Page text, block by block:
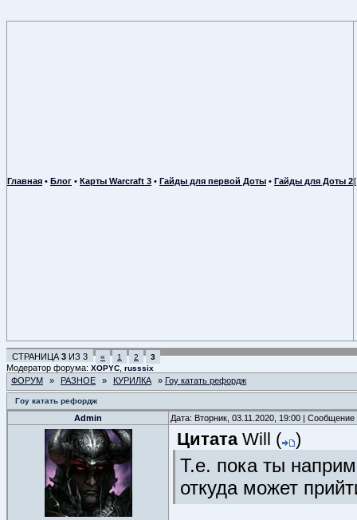
Главная • Блог • Карты Warcraft 3 • Гайды для первой Доты • Гайды для Доты 2
СТРАНИЦА 3 ИЗ 3 « 1 2 3
Модератор форума: XOPYC russsix
ФОРУМ » РАЗНОЕ » КУРИЛКА » Гоу катать рефордж
Гоу катать рефордж
Admin Дата: Вторник, 03.11.2020, 19:00 |
Цитата Will ( )
Т.е. пока ты
откуда может